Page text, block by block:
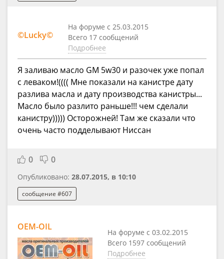
©Lucky©
На форуме с 25.03.2015
Всего 17 сообщений
Подробнее
Я заливаю масло GM 5w30 и разочек уже попал
с леваком!(((( Мне показали на канистре дату
разлива масла и дату производства канистры...
Масло было разлито раньше!!! чем сделали
канистру))))) Осторожней! Там же сказали что
очень часто подделывают Ниссан
0 0
Опубликовано: 28.07.2015, в 10:10
сообщение #607
OEM-OIL
На форуме с 03.02.2015
Всего 1597 сообщений
Подробнее